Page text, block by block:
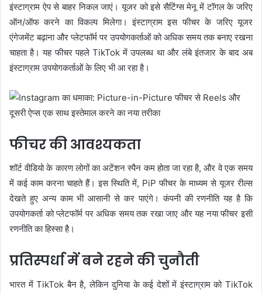
इंस्टाग्राम ऐप से बाहर निकल जाएं। यूजर को इसे सैटिंग्स मेनू में टॉगल के जरिए
ऑन/ऑफ करने का विकल्प मिलेगा। इंस्टाग्राम इस फीचर के जरिए यूजर
एंगेजमेंट बढ़ाना और प्लेटफॉर्म पर उपयोगकर्ताओं को अधिक समय तक बनाए रखना
चाहता है। यह फीचर पहले TikTok में उपलब्ध था और लंबे इंतजार के बाद अब
इंस्टाग्राम उपयोगकर्ताओं के लिए भी आ रहा है।
फीचर की आवश्यकता
शॉर्ट वीडियो के कारण लोगों का अटेंशन स्पैन कम होता जा रहा है, और वे एक समय
में कई काम करना चाहते हैं। इस स्थिति में, PiP फीचर के माध्यम से यूजर रील्स
देखते हुए अन्य काम भी आसानी से कर पाएंगे। कंपनी की रणनीति यह है कि
उपयोगकर्ता को प्लेटफॉर्म पर अधिक समय तक रखा जाए और यह नया फीचर इसी
रणनीति का हिस्सा है।
प्रतिस्पर्धा में बने रहने की चुनौती
भारत में TikTok बैन है, लेकिन दुनिया के कई देशों में इंस्टाग्राम को TikTok